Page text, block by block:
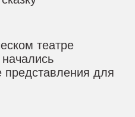
театре
представления для